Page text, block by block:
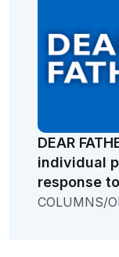
DEAR
individual
response
COLUMNS/